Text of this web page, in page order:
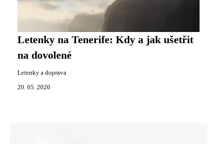
Letenky na Tenerife: Kdy a jak ušetřit
na dovolené
Letenky a doprava
20. 05. 2026